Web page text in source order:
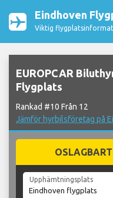
Eindhoven
Viktig
EUROPCAR
Flygplats
Rankad #10 Från 12
Jämför hyrbilsföretag på
Upphämtningsplats